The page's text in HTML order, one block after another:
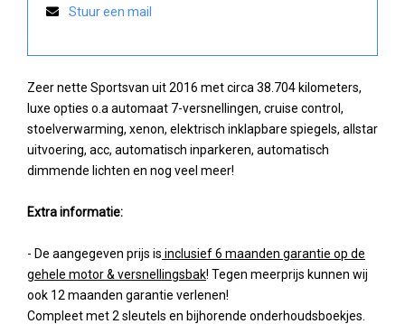
Zeer nette Sportsvan uit 2016 met circa 38.704 kilometers,
luxe opties o.a automaat 7-versnellingen, cruise control,
stoelverwarming, xenon, elektrisch inklapbare spiegels, allstar
uitvoering, acc, automatisch inparkeren, automatisch
dimmende lichten en nog veel meer!
Extra informatie:
- De aangegeven prijs is inclusief 6 maanden garantie op de
gehele motor & versnellingsbak! Tegen meerprijs kunnen wij
ook 12 maanden garantie verlenen!
Compleet met 2 sleutels en bijhorende onderhoudsboekjes.
Stuur een mail